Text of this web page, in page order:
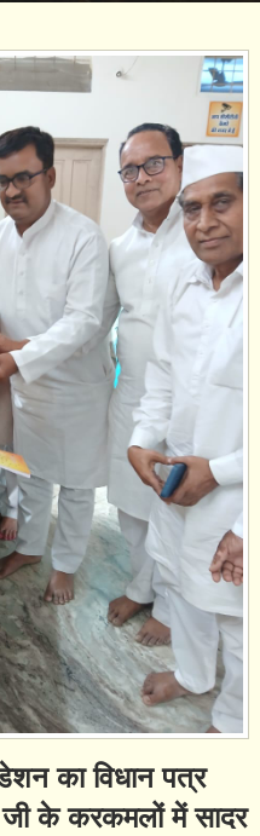
का विधान पत्र
जी के करकमलों में सादर